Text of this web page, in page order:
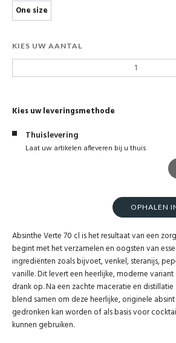
One size
KIES UW AANTAL
Kies uw leveringsmethode
Thuislevering
Laat uw artikelen afleveren bij u thuis
OPHALEN
Absinthe Verte 70 cl is het resultaat van een
begint met het verzamelen en oogsten van
ingrediënten zoals bijvoet, venkel, steranijs,
vanille. Dit levert een heerlijke, moderne
drank op. Na een zachte maceratie en
blend samen om deze heerlijke, originele
gedronken kan worden of als basis voor
kunnen gebruiken.